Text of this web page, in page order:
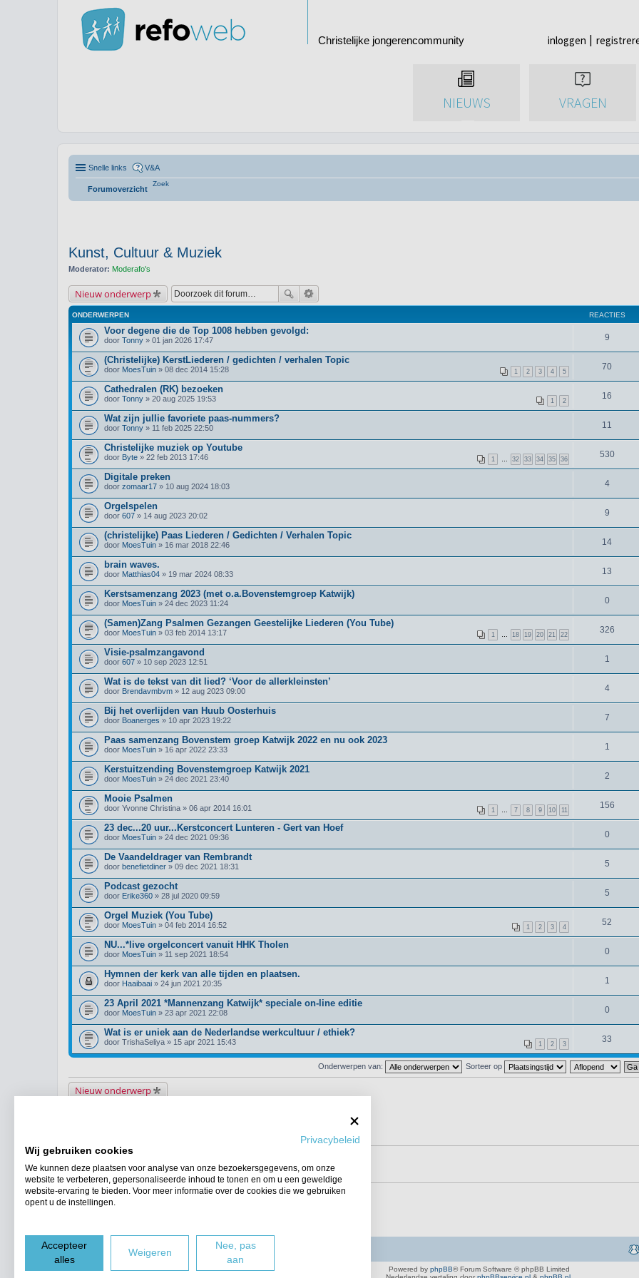
Christelijke jongerencommunity inloggen
NIEUWS VRAGEN
Snelle links V&A
Forumoverzicht
Zoek
Kunst, Cultuur & Muziek
Moderator: Moderafo's
Nieuw onderwerp
ONDERWERPEN REACTIES
Voor degene die de Top 1008 hebben gevolgd:
door Tonny » 01 jan 2026 17:47 9
(Christelijke) KerstLiederen / gedichten / verhalen Topic
1 2 3 4 5
door MoesTuin » 08 dec 2014 15:28 70
Cathedralen (RK) bezoeken
1 2
door Tonny » 20 aug 2025 19:53 16
Wat zijn jullie favoriete paas-nummers?
door Tonny » 11 feb 2025 22:50 11
Christelijke muziek op Youtube
1 … 32 33 34 35 36
door Byte » 22 feb 2013 17:46 530
Digitale preken
door zomaar17 » 10 aug 2024 18:03 4
Orgelspelen
door 607 » 14 aug 2023 20:02 9
(christelijke) Paas Liederen / Gedichten / Verhalen Topic
door MoesTuin » 16 mar 2018 22:46 14
brain waves.
door Matthias04 » 19 mar 2024 08:33 13
Kerstsamenzang 2023 (met o.a.Bovenstemgroep Katwijk)
door MoesTuin » 24 dec 2023 11:24 0
(Samen)Zang Psalmen Gezangen Geestelijke Liederen (You Tube)
1 … 18 19 20 21 22
door MoesTuin » 03 feb 2014 13:17 326
Visie-psalmzangavond
door 607 » 10 sep 2023 12:51 1
Wat is de tekst van dit lied? ‘Voor de allerkleinsten’
door Brendavmbvm » 12 aug 2023 09:00 4
Bij het overlijden van Huub Oosterhuis
door Boanerges » 10 apr 2023 19:22 7
Paas samenzang Bovenstem groep Katwijk 2022 en nu ook 2023
door MoesTuin » 16 apr 2022 23:33 1
Kerstuitzending Bovenstemgroep Katwijk 2021
door MoesTuin » 24 dec 2021 23:40 2
Mooie Psalmen
1 … 7 8 9 10 11
door Yvonne Christina » 06 apr 2014 16:01 156
23 dec...20 uur...Kerstconcert Lunteren - Gert van Hoef
door MoesTuin » 24 dec 2021 09:36 0
De Vaandeldrager van Rembrandt
door benefietdiner » 09 dec 2021 18:31 5
Podcast gezocht
door Erike360 » 28 jul 2020 09:59 5
Orgel Muziek (You Tube)
1 2 3 4
door MoesTuin » 04 feb 2014 16:52 52
NU...*live orgelconcert vanuit HHK Tholen
door MoesTuin » 11 sep 2021 18:54 0
Hymnen der kerk van alle tijden en plaatsen.
door Haaibaai » 24 jun 2021 20:35 1
23 April 2021 *Mannenzang Katwijk* speciale on-line editie
door MoesTuin » 23 apr 2021 22:08 0
Wat is er uniek aan de Nederlandse werkcultuur / ethiek?
1 2 3
door TrishaSeliya » 15 apr 2021 15:43 33
Onderwerpen van: Sorteer op
Nieuw onderwerp
Gebruikers op dit forum: Geen geregistreerde gebruikers en 1 gast
FORUMPERMISSIES
Jekunt nietnieuwe berichten plaatsen in dit forum
Jekunt niet
Forumoverzicht
Powered by phpBB® Forum Software © phpBB Limited
Privacybeleid
Wij gebruiken cookies
We kunnen deze plaatsen voor analyse van onze bezoekersgegevens, om onze
website te verbeteren, gepersonaliseerde inhoud te tonen en om u een geweldige
website-ervaring te bieden. Voor meer informatie over de cookies die we gebruiken
opent u de instellingen.
Accepteer
alles
Weigeren
Nee, pas
aan